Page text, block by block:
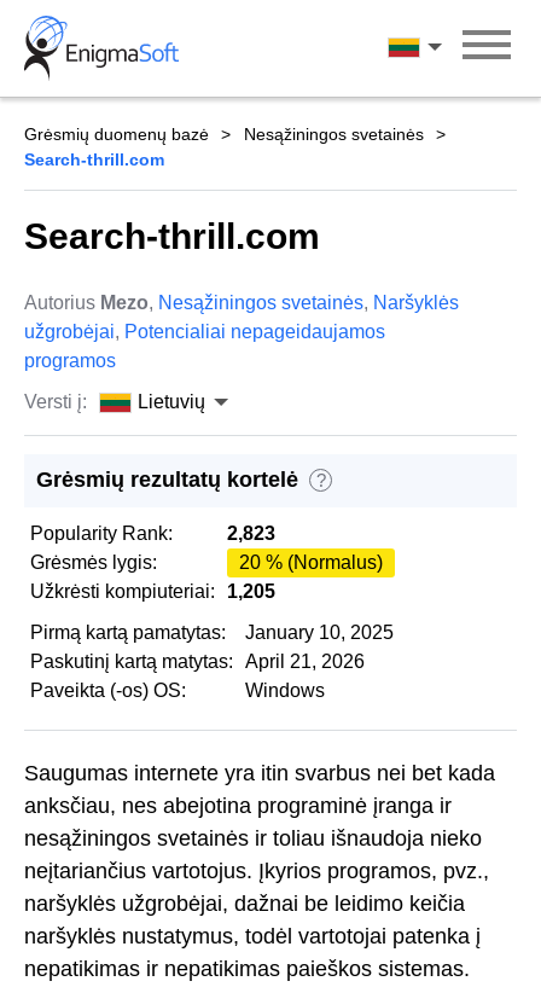
Skip
content
Lietuvių
Grėsmių duomenų bazė
Nesąžiningos svetainės
Search-thrill.com
Search-thrill.com
Autorius Mezo, Nesąžiningos svetainės, Naršyklės
užgrobėjai, Potencialiai nepageidaujamos
programos
Versti į:
Lietuvių
Grėsmių rezultatų kortelė ?
Popularity Rank:
2,823
Grėsmės lygis:
20 % (Normalus)
Užkrėsti kompiuteriai:
1,205
Pirmą kartą pamatytas:
January 10, 2025
Paskutinį kartą matytas:
April 21, 2026
Paveikta (-os) OS:
Windows
Saugumas internete yra itin svarbus nei bet kada
anksčiau, nes abejotina programinė įranga ir
nesąžiningos svetainės ir toliau išnaudoja nieko
neįtariančius vartotojus. Įkyrios programos, pvz.,
naršyklės užgrobėjai, dažnai be leidimo keičia
naršyklės nustatymus, todėl vartotojai patenka į
nepatikimas ir nepatikimas paieškos sistemas.